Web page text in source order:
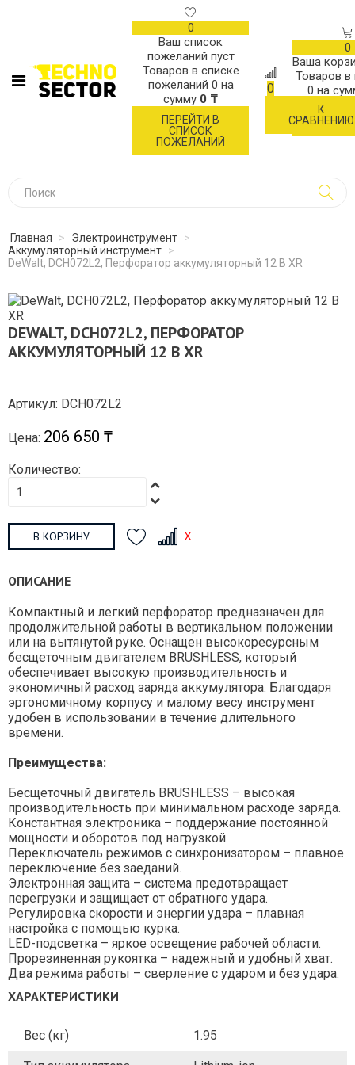
0
Ваш список
пожеланий пуст
Товаров в списке
пожеланий 0 на
сумму 0 ₸
ПЕРЕЙТИ В
СПИСОК
ПОЖЕЛАНИЙ
0
К
СРАВНЕНИЮ
0
Ваша
Товаров в
0 на
Главная > Электроинструмент >
Аккумуляторный инструмент >
DeWalt, DCH072L2, Перфоратор аккумуляторный 12 В XR
DEWALT, DCH072L2, ПЕРФОРАТОР
АККУМУЛЯТОРНЫЙ 12 В XR
Артикул: DCH072L2
Цена: 206 650 ₸
Количество:
В КОРЗИНУ
ОПИСАНИЕ
Компактный и легкий перфоратор предназначен для
продолжительной работы в вертикальном положении
или на вытянутой руке. Оснащен высокоресурсным
бесщеточным двигателем BRUSHLESS, который
обеспечивает высокую производительность и
экономичный расход заряда аккумулятора. Благодаря
эргономичному корпусу и малому весу инструмент
удобен в использовании в течение длительного
времени.
Преимущества:
Бесщеточный двигатель BRUSHLESS – высокая
производительность при минимальном расходе заряда.
Константная электроника – поддержание постоянной
мощности и оборотов под нагрузкой.
Переключатель режимов с синхронизатором – плавное
переключение без заеданий.
Электронная защита – система предотвращает
перегрузки и защищает от обратного удара.
Регулировка скорости и энергии удара – плавная
настройка с помощью курка.
LED-подсветка – яркое освещение рабочей области.
Прорезиненная рукоятка – надежный и удобный хват.
Два режима работы – сверление с ударом и без удара.
ХАРАКТЕРИСТИКИ
Вес (кг) 1.95